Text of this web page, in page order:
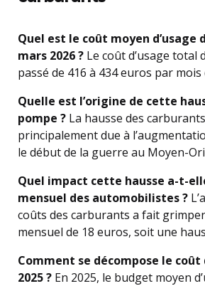
Quel est le coût moyen d’usage
mars 2026 ? Le coût d’usage total
passé de 416 à 434 euros par
Quelle est l’origine de cette
pompe ? La hausse des
principalement due à
le début de la guerre au Moyen-
Quel impact cette hausse a-t-
mensuel des automobilistes ?
coûts des carburants a fait
mensuel de 18 euros, soit une
Comment se décompose le coût
2025 ? En 2025, le budget moyen